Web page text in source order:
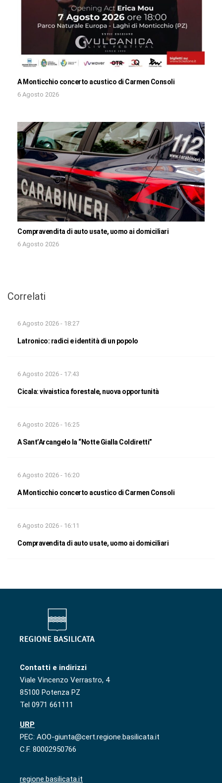
A Monticchio concerto acustico di Carmen Consoli
6 Agosto 2026
Compravendita di auto usate, uomo ai domiciliari
6 Agosto 2026
Correlati
6 Agosto 2026 - 18:27
Latronico: radici e identità di un popolo
6 Agosto 2026 - 17:43
Cicala: vivaistica forestale, nuova opportunità
6 Agosto 2026 - 16:25
A Sant’Arcangelo la “Notte Gialla Coldiretti”
6 Agosto 2026 - 16:20
A Monticchio concerto acustico di Carmen Consoli
6 Agosto 2026 - 16:11
Compravendita di auto usate, uomo ai domiciliari
Contatti e indirizzi
Viale Vincenzo Verrastro, 4
85100 Potenza PZ
Tel 0971 661111
URP
PEC: AOO-giunta@cert.regione.basilicata.it
C.F. 80002950766
regione.basilicata.it